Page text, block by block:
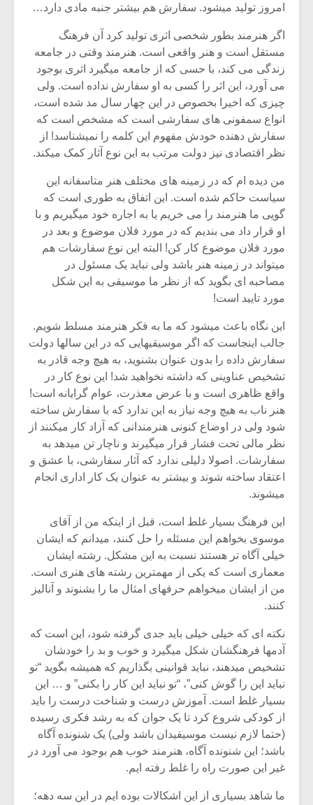
امروز تولید میشود. سفارش هم بیشتر جنبه مادی دارد…
اگر هنرمند بطور شخصی اثری تولید کرد آن فرهنگ
مستقل است و هنر واقعی است. هنرمند وقتی در جامعه
زندگی می کند، با حسی که از جامعه میگیرد اثری بوجود
می آورد، این اثر را کسی به او سفارش نداده است. ولی
چیزی که اخیرا بخصوص در این چهار سال مد شده است،
انواع سمفونی های سفارشی است که مشخص است که
سفارش دهنده خودش مفهوم این کلمه را نمیشناسد! از
نظر اقتصادی نیز دولت مرتب به این نوع آثار کمک میکند.
من دیده ام که در زمینه های مختلف هنر متاسفانه این
سیاست حاکم شده است. این اتفاق به طوری است که
گویی ما هنرمند را می خریم یا به اجاره خود میگیریم و با
او قرار داد می بندیم که در مورد فلان موضوع و بعد در
مورد فلان موضوع کار کن! البته این نوع سفارشات هم
میتواند در زمینه هنر باشد ولی نباید یک مسئول در
مصاحبه ای بگوید که از نظر ما موسیقی به این شکل
مورد تایید است!
این نگاه باعث میشود که ما به فکر هنرمند مسلط شویم.
جالب اینجاست که اگر موسیقیهایی که در این سالها دولت
سفارش داده را بدون عنوان بشنوید، به هیچ وجه قادر به
تشخیص عناوینی که داشته نخواهید شد! این نوع کار در
واقع ظاهری است و با عرض معذرت، عوام گرایانه است!
هنر ناب به هیچ وجه نیاز به این ندارد که با سفارش ساخته
شود ولی در اوضاع کنونی هنرمندانی که آزاد کار میکنند از
نظر مالی تحت فشار قرار میگیرند و ناچار تن میدهد به
سفارشات. اصولا دلیلی ندارد که آثار سفارشی، با عشق و
اعتقاد ساخته شوند و بیشتر به عنوان یک کار اداری انجام
میشوند.
این فرهنگ بسیار غلط است، قبل از اینکه من از آقای
موسوی بخواهم این مسئله را حل کنند، میدانم که ایشان
خیلی آگاه تر هستند نسبت به این مشکل. رشته ایشان
معماری است که یکی از مهمترین رشته های هنری است.
من از ایشان میخواهم حرفهای امثال ما را بشنوند و آنالیز
کنند.
نکته ای که خیلی خیلی باید جدی گرفته شود، این است که
آدمها فرهنگشان شکل میگیرد و خوب و بد را خودشان
تشخیص میدهند، نباید قوانینی بگذاریم که همیشه بگوید “تو
نباید این را گوش کنی”، “تو نباید این کار را بکنی” و … این
بسیار غلط است. آموزش درست و شناخت درست را باید
از کودکی شروع کرد تا یک جوان که به رشد فکری رسیده
(حتما لازم نیست موسیقیدان باشد ولی) یک شنونده آگاه
باشد؛ این شنونده آگاه، هنرمند خوب هم بوجود می آورد در
غیر این صورت راه را غلط رفته ایم.
ما شاهد بسیاری از این اشکالات بوده ایم در این سه دهه؛
میکلوش روژا
متن فیلم «متری
شیش و نیم»
اگر نمی توانی
مشهورترین باشی،
بدنام ترین باش
موریس ژار
موسیقی
برگزار
موسیقی